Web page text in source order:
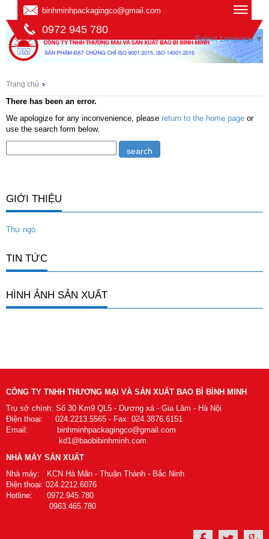
binhminhpackagingco@gmail.com
0972 945 780
Select Language ▼
Trang chủ
There has been an error.
We apologize for any inconvenience, please return to the home page or
use the search form below.
GIỚI THIỆU
Thư ngỏ
TIN TỨC
HÌNH ẢNH SẢN XUẤT
CÔNG TY TNHH THƯƠNG MẠI VÀ SẢN XUẤT BAO BÌ BÌNH MINH
Trụ sở chính: Số 30 Km9 QL5 - Dương xá - Gia Lâm - Hà Nội
Điện thoại: 024.2213.5565 - Fax: 024.3876.6151
Email: binhminhpackagingco@gmail.com
kd1@baobibinhminh.com
NHÀ MÁY SẢN XUẤT
Nhà máy: KCN Hà Mãn - Thuận Thành - Bắc Ninh
Điện thoại: 024.2212.6076
Hotline: 0972.945.780
0963.465.780